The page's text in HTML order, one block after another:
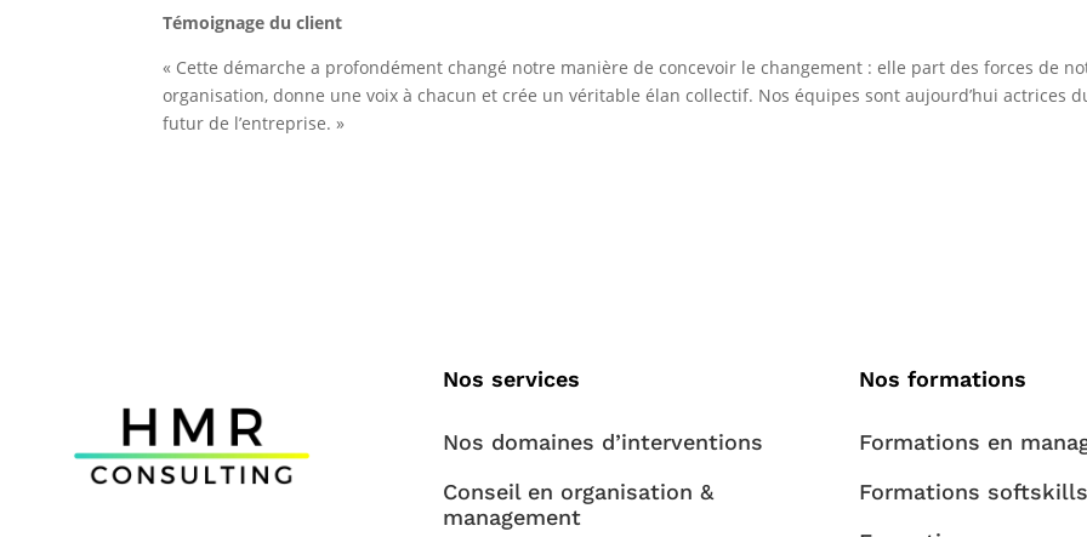
Témoignage du client
« Cette démarche a profondément changé notre manière de concevoir le changement : elle part des forces de
organisation, donne une voix à chacun et crée un véritable élan collectif. Nos équipes sont aujourd’hui actrices
futur de l’entreprise. »
Nos services
Nos domaines d’interventions
Conseil en organisation &
management
Nos formations
Formations en
Formations softskills